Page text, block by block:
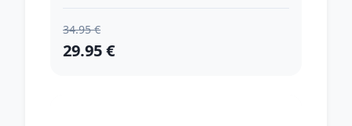
34.95 €
29.95 €